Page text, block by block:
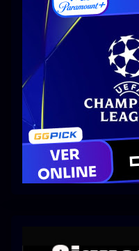
Bélico
Biográfico
SERIES
Series 1080p
Series 720p
Series 1080p 60 FPS